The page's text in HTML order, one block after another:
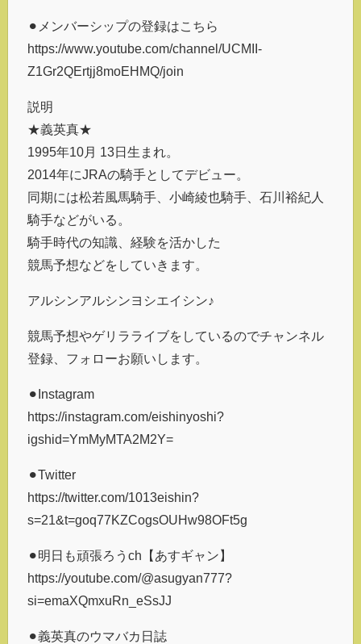
⚫︎メンバーシップの登録はこちら
https://www.youtube.com/channel/UCMII-
Z1Gr2QErtjj8moEHMQ/join
説明
★義英真★
1995年10月 13日生まれ。
2014年にJRAの騎手としてデビュー。
同期には松若風馬騎手、小崎綾也騎手、石川裕紀人
騎手などがいる。
騎手時代の知識、経験を活かした
競馬予想などをしていきます。
アルシンアルシンヨシエイシン♪
競馬予想やゲリラライブをしているのでチャンネル
登録、フォローお願いします。
⚫︎Instagram
https://instagram.com/eishinyoshi?
igshid=YmMyMTA2M2Y=
⚫︎Twitter
https://twitter.com/1013eishin?
s=21&t=goq77KZCogsOUHw98OFt5g
⚫︎明日も頑張ろうch【あすギャン】
https://youtube.com/@asugyan777?
si=emaXQmxuRn_eSsJJ
⚫︎義英真のウマバカ日誌